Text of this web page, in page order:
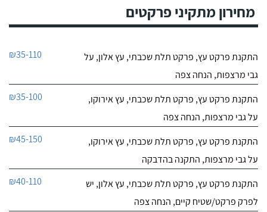
מחירון מתקיני פרקטים
התקנת פרקט עץ, פרקט תלת שכבתי, עץ אלון, על
גבי מרצפות, הנחה צפה
₪35-110
התקנת פרקט עץ, פרקט תלת שכבתי, עץ אירוקו,
על גבי מרצפות, הנחה צפה
₪35-100
התקנת פרקט עץ, פרקט תלת שכבתי, עץ אירוקו,
על גבי מרצפות, התקנה בהדבקה
₪45-150
התקנת פרקט עץ, פרקט תלת שכבתי, עץ אלון, יש
לפרק פרקט/שטיח קיים, הנחה צפה
₪40-110